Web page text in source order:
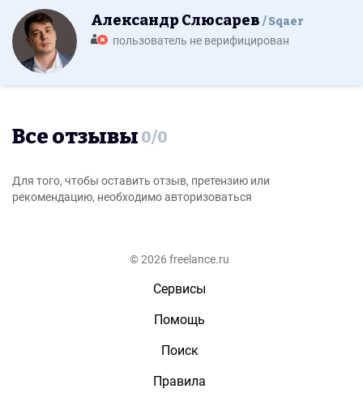
Александр Слюсарев Sqaer
пользователь не верифицирован
Все отзывы 0/0
Для того, чтобы оставить отзыв, претензию или
рекомендацию, необходимо авторизоваться
© 2026 freelance.ru
Сервисы
Помощь
Поиск
Правила